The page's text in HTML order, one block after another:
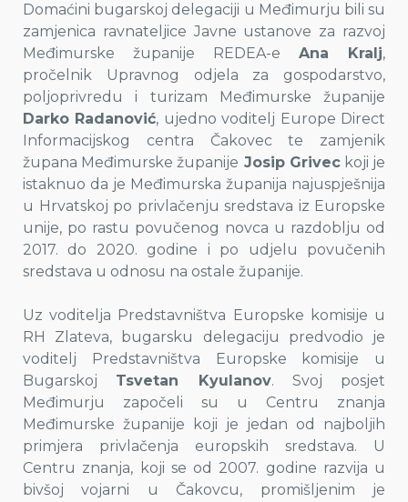
Domaćini bugarskoj delegaciji u Međimurju bili su
zamjenica ravnateljice Javne ustanove za razvoj
Međimurske županije REDEA-e Ana Kralj,
pročelnik Upravnog odjela za gospodarstvo,
poljoprivredu i turizam Međimurske županije
Darko Radanović, ujedno voditelj Europe Direct
Informacijskog centra Čakovec te zamjenik
župana Međimurske županije Josip Griveckoji je
istaknuo da je Međimurska županija najuspješnija
u Hrvatskoj po privlačenju sredstava iz Europske
unije, po rastu povučenog novca u razdoblju od
2017. do 2020. godine i po udjelu povučenih
sredstava u odnosu na ostale županije.
Uz voditelja Predstavništva Europske komisije u
RH Zlateva, bugarsku delegaciju predvodio je
voditelj Predstavništva Europske komisije u
Bugarskoj Tsvetan Kyulanov. Svoj posjet
Međimurju započeli su u Centru znanja
Međimurske županije koji je jedan od najboljih
primjera privlačenja europskih sredstava. U
Centru znanja, koji se od 2007. godine razvija u
bivšoj vojarni u Čakovcu, promišljenim je